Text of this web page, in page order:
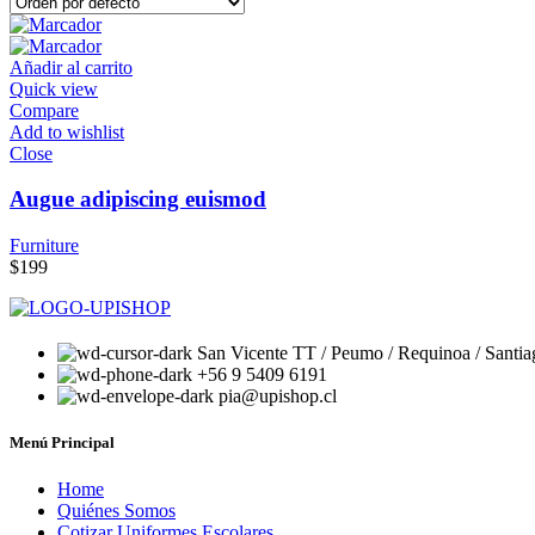
Añadir al carrito
Quick view
Compare
Add to wishlist
Close
Augue adipiscing euismod
Furniture
$199
San Vicente TT / Peumo / Requinoa /
+56 9 5409 6191
pia@upishop.cl
Menú Principal
Home
Quiénes Somos